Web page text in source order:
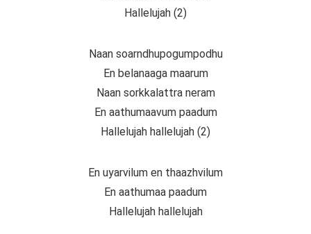
Hallelujah (2)
Naan soarndhupogumpodhu
En belanaaga maarum
Naan sorkkalattra neram
En aathumaavum paadum
Hallelujah hallelujah (2)
En uyarvilum en thaazhvilum
En aathumaa paadum
Hallelujah hallelujah